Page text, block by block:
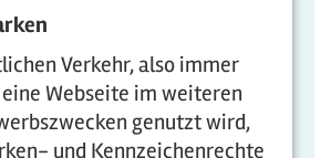
Verkehr, also immer
Webseite im weiteren
genutzt wird,
und Kennzeichenrechte